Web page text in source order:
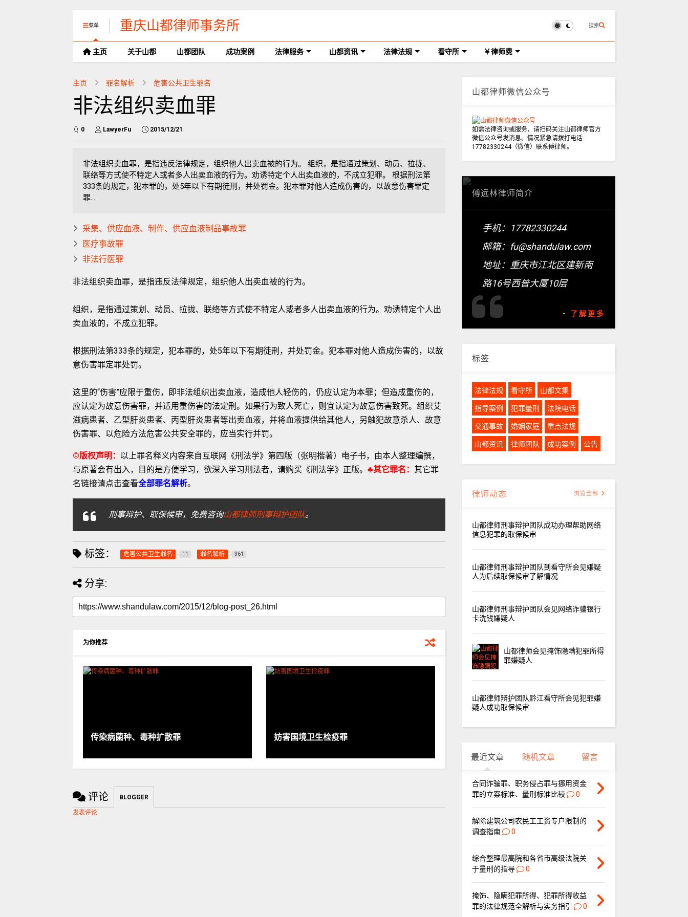
菜单 重庆山都律师事务所 搜索
主页 关于山都 山都团队 成功案例 法律服务 山都资讯 法律法规 看守所 律师费
主页 罪名解析 危害公共卫生罪名
非法组织卖血罪
0 LawyerFu 2015/12/21
非法组织卖血罪，是指违反法律规定，组织他人出卖血被的行为。 组织，是指通过策划、动员、拉拢、
联络等方式使不特定人或者多人出卖血液的行为。劝诱特定个人出卖血液的，不成立犯罪。 根据刑法第
333条的规定，犯本罪的，处5年以下有期徒刑，并处罚金。犯本罪对他人造成伤害的，以故意伤害罪定
罪...
采集、供应血液、制作、供应血液制品事故罪
医疗事故罪
非法行医罪
非法组织卖血罪，是指违反法律规定，组织他人出卖血被的行为。
组织，是指通过策划、动员、拉拢、联络等方式使不特定人或者多人出卖血液的行为。劝诱特定个人出
卖血液的，不成立犯罪。
根据刑法第333条的规定，犯本罪的，处5年以下有期徒刑，并处罚金。犯本罪对他人造成伤害的，以故
意伤害罪定罪处罚。
这里的“伤害”应限于重伤，即非法组织出卖血液，造成他人轻伤的，仍应认定为本罪；但造成重伤的，
应认定为故意伤害罪，并适用重伤害的法定刑。如果行为致人死亡，则宜认定为故意伤害致死。组织艾
滋病患者、乙型肝炎患者、丙型肝炎患者等出卖血液，并将血液提供给其他人，另触犯故意杀人、故意
伤害罪、以危险方法危害公共安全罪的，应当实行并罚。
©版权声明： 以上罪名释义内容来自互联网《刑法学》第四版（张明楷著）电子书，由本人整理编撰，
与原著会有出入，目的是方便学习，欲深入学习刑法者，请购买《刑法学》正版。 ♣其它罪名： 其它罪
名链接请点击查看全部罪名解析。
刑事辩护、取保候审，免费咨询山都律师刑事辩护团队。
标签： 危害公共卫生罪名 11 罪名解析 361
分享:
为你推荐
传染病菌种、毒种扩散罪 妨害国境卫生检疫罪
评论 BLOGGER
发表评论
山都律师微信公众号
如需法律咨询或服务，请扫码关注山都律师官方
微信公众号发消息。情况紧急请拨打电话
17782330244（微信）联系傅律师。
傅远林律师简介
手机：17782330244
邮箱：fu@shandulaw.com
地址：重庆市江北区建新南
路16号西普大厦10层
- 了解更多
标签
法律法规 看守所 山都文集
指导案例 犯罪量刑 法院电话
交通事故 婚姻家庭 重点法规
山都资讯 律师团队 成功案例 公告
律师动态 浏览全部
山都律师刑事辩护团队成功办理帮助网络
信息犯罪的取保候审
山都律师刑事辩护团队到看守所会见嫌疑
人为后续取保候审了解情况
山都律师刑事辩护团队会见网络诈骗银行
卡洗钱嫌疑人
山都律师会见掩饰隐瞒犯罪所得
罪嫌疑人
山都律师辩护团队黔江看守所会见犯罪嫌
疑人成功取保候审
最近文章 随机文章 留言
合同诈骗罪、职务侵占罪与挪用资金
罪的立案标准、量刑标准比较
0
解除建筑公司农民工工资专户限制的
调查指南
0
综合整理最高院和各省市高级法院关
于量刑的指导
0
掩饰、隐瞒犯罪所得、犯罪所得收益
罪的法律规范全解析与实务指引
0